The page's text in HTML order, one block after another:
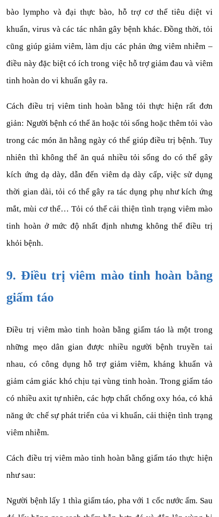
bào lympho và đại thực bào, hỗ trợ cơ thể tiêu diệt vi
khuẩn, virus và các tác nhân gây bệnh khác. Đồng thời, tỏi
cũng giúp giảm viêm, làm dịu các phản ứng viêm nhiễm –
điều này đặc biệt có ích trong việc hỗ trợ giảm đau và viêm
tinh hoàn do vi khuẩn gây ra.
Cách điều trị viêm tinh hoàn bằng tỏi thực hiện rất đơn
giản: Người bệnh có thể ăn hoặc tỏi sống hoặc thêm tỏi vào
trong các món ăn hằng ngày có thể giúp điều trị bệnh. Tuy
nhiên thì không thể ăn quá nhiều tỏi sống do có thể gây
kích ứng dạ dày, dẫn đến viêm dạ dày cấp, việc sử dụng
thời gian dài, tỏi có thể gây ra tác dụng phụ như kích ứng
mắt, mùi cơ thể… Tỏi có thể cải thiện tình trạng viêm mào
tinh hoàn ở mức độ nhất định nhưng không thể điều trị
khỏi bệnh.
9. Điều trị viêm mào tinh hoàn bằng
giấm táo
Điều trị viêm mào tinh hoàn bằng giấm táo là một trong
những mẹo dân gian được nhiều người bệnh truyền tai
nhau, có công dụng hỗ trợ giảm viêm, kháng khuẩn và
giảm cảm giác khó chịu tại vùng tinh hoàn. Trong giấm táo
có nhiều axit tự nhiên, các hợp chất chống oxy hóa, có khả
năng ức chế sự phát triển của vi khuẩn, cải thiện tình trạng
viêm nhiễm.
Cách điều trị viêm mào tinh hoàn bằng giấm táo thực hiện
như sau:
Người bệnh lấy 1 thìa giấm táo, pha với 1 cốc nước ấm. Sau